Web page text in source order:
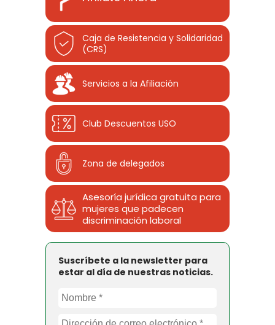
Caja de Resistencia y Solidaridad
(CRS)
Servicios a la Afiliación
Club Descuentos USO
Zona de delegados
Asesoría jurídica gratuita para
mujeres que padecen
discriminación laboral
Suscríbete a la newsletter para
estar al día de nuestras noticias.